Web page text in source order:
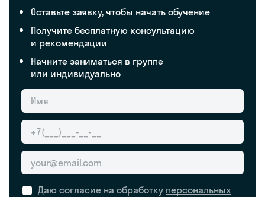
Оставьте заявку, чтобы начать обучение
Получите бесплатную консультацию
и рекомендации
Начните заниматься в группе
или индивидуально
Даю согласие на обработку персональных